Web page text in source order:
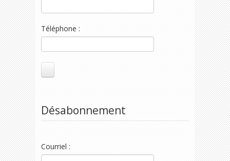
Téléphone :
Désabonnement
Courriel :